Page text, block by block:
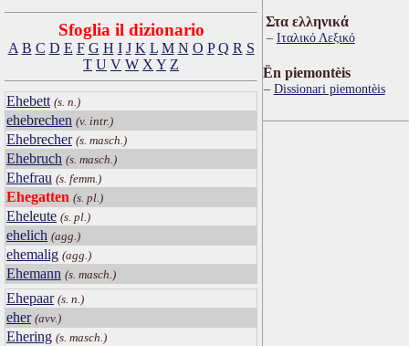
Sfoglia il dizionario
A B C D E F G H I J K L M N O P Q R S
T U V W X Y Z
Ehebett (s. n.)
ehebrechen (v. intr.)
Ehebrecher (s. masch.)
Ehebruch (s. masch.)
Ehefrau (s. femm.)
Ehegatten (s. pl.)
Eheleute (s. pl.)
ehelich (agg.)
ehemalig (agg.)
Ehemann (s. masch.)
Ehepaar (s. n.)
eher (avv.)
Ehering (s. masch.)
Στα ελληνικά
Ιταλικό Λεξικό
Ën piemontèis
Dissionari piemontèis